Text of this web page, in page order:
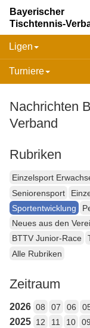
Bayerischer
Tischtennis-
Ligen
Turniere
Nachrichten
Verband
Rubriken
Einzelsport
Seniorensport
Sportentwicklung
Neues aus den
BTTV Junior-Race
Alle Rubriken
Zeitraum
2026 08 07 06
2025 12 11 10 09